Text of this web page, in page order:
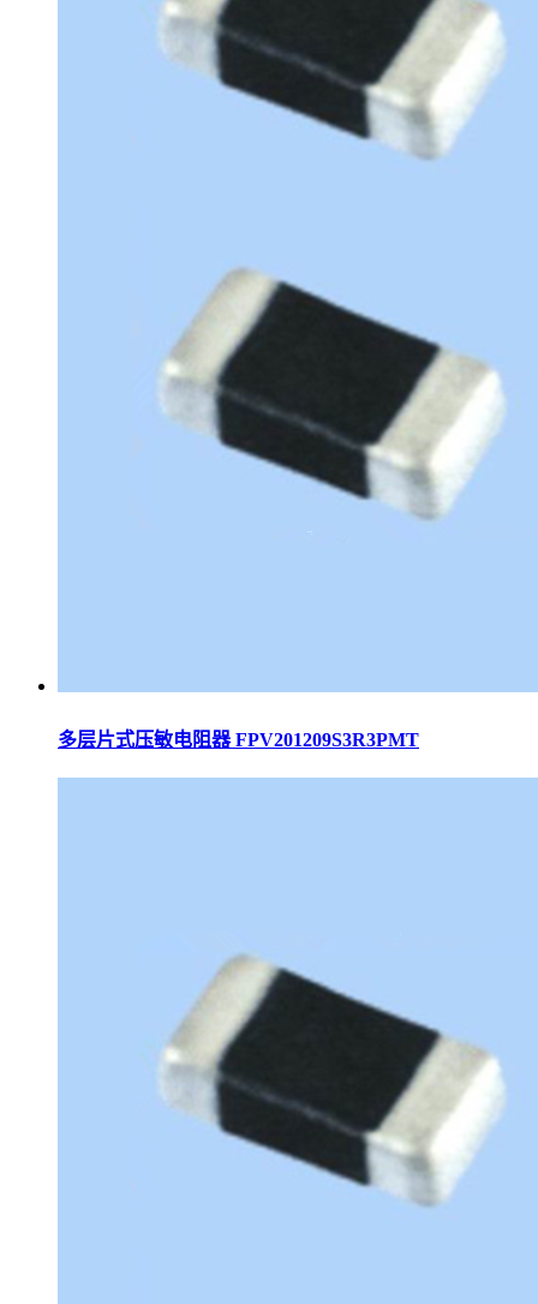
多层片式压敏电阻器 FPV201209S3R3PMT